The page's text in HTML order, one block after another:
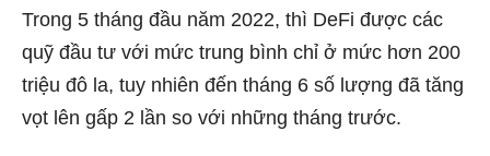
Trong 5 tháng đầu năm 2022, thì DeFi được các
quỹ đầu tư với mức trung bình chỉ ở mức hơn 200
triệu đô la, tuy nhiên đến tháng 6 số lượng đã tăng
vọt lên gấp 2 lần so với những tháng trước.